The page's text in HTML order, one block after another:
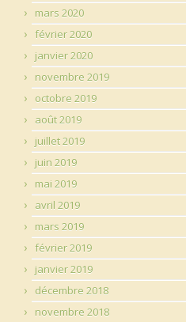
mars 2020
février 2020
janvier 2020
novembre 2019
octobre 2019
août 2019
juillet 2019
juin 2019
mai 2019
avril 2019
mars 2019
février 2019
janvier 2019
décembre 2018
novembre 2018